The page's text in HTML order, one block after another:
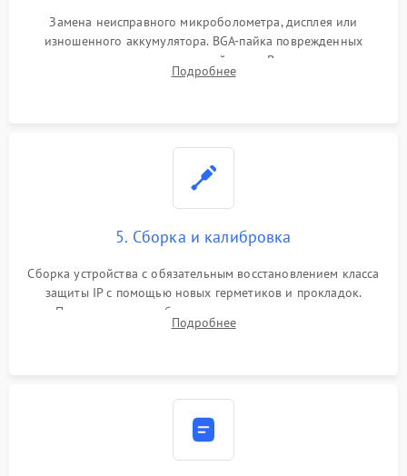
Замена неисправного микроболометра, дисплея или
изношенного аккумулятора. BGA-пайка поврежденных
контроллеров на материнской плате. Восстановление
разъемов и кнопок, замена поврежденных элементов
Подробнее
5. Сборка и калибровка
Сборка устройства с обязательным восстановлением класса
защиты IP с помощью новых герметиков и прокладок.
Программная калибровка матрицы по эталонному
абсолютно черному телу для точного измерения температур.
Подробнее